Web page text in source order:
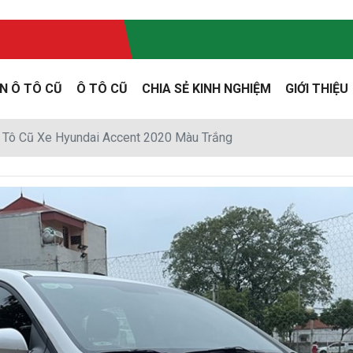
Ô TÔ CŨ Ô TÔ CŨ CHIA SẺ KINH NGHIỆM GIỚI THIỆU
Tô Cũ Xe Hyundai Accent 2020 Màu Trắng